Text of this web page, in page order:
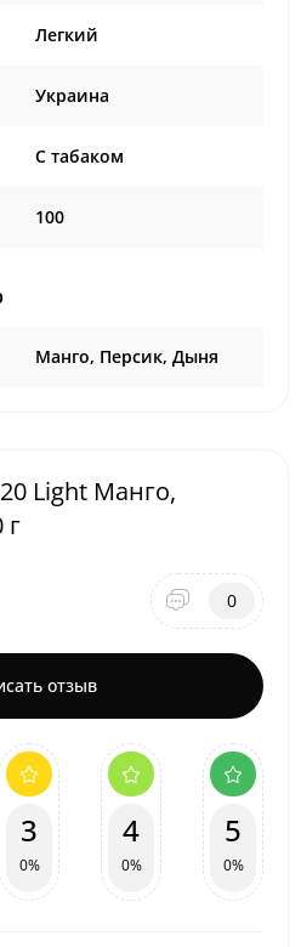
Легкий
Украина
C табаком
100
Манго, Персик, Дыня
Light Манго,
г
0
отзыв
3
0%
4
0%
5
0%